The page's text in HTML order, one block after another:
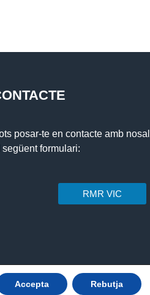
posar-te en contacte amb
següent formulari:
RMR VIC
Accepta Rebutja